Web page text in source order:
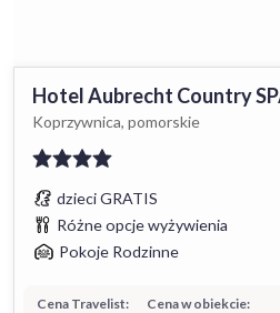
Hotel Aubrecht Country
Koprzywnica, pomorskie
dzieci GRATIS
Różne opcje wyżywienia
Pokoje Rodzinne
Cena w obiekcie:
Cena Travelist: